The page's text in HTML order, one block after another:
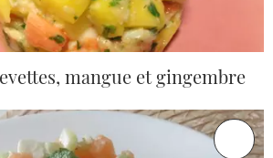
mangue et gingembre